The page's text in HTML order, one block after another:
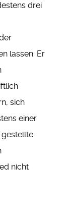
drei
lassen. Er
sich
einer
nicht